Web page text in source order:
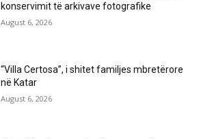
konservimit të arkivave fotografike
August 6, 2026
“Villa Certosa”, i shitet familjes mbretërore
në Katar
August 6, 2026